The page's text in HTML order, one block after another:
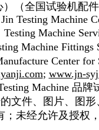
）（全国试验机配
Testing Machine
Testing Machine
Machine Fittings
Center for
; www.jn-
Machine 品牌
文件、图片、图
未经允许及授权